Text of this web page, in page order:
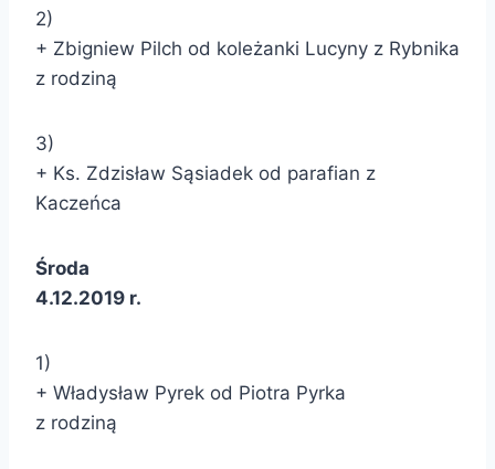
2)
+ Zbigniew Pilch od koleżanki Lucyny z Rybnika
z rodziną
3)
+ Ks. Zdzisław Sąsiadek od parafian z
Kaczeńca
Środa
4.12.2019 r.
1)
+ Władysław Pyrek od Piotra Pyrka
z rodziną